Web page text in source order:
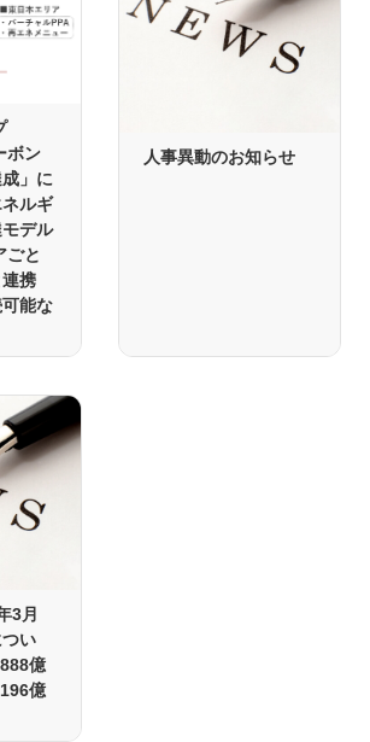
ボン
」に
ルギ
デル
ごと
携
能な
人事異動のお知らせ
3月
い
億
億